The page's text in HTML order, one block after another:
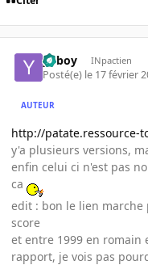
yoboy INpactien
Posté(e) le 17 février
AUTEUR
http://patate.ressource-
y'a plusieurs versions,
enfin celui ci n'est pas
ca
edit : bon le lien marche
score
et entre 1999 en romain
rapport, je vois pas